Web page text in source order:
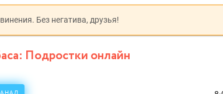
Без негатива, друзья!
Подростки онлайн